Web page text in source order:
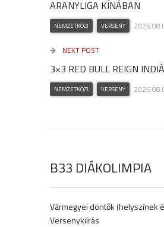
ARANYLIGA KÍNÁBAN
NEMZETKÖZI VERSENY
NEXT POST
3×3 RED BULL REIGN
NEMZETKÖZI VERSENY
B33 DIÁKOLIMPIA
Vármegyei döntők (helyszínek
Versenykiírás